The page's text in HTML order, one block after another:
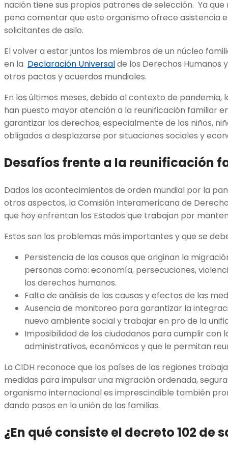
nación tiene sus propios patrones de selección. Ya
pena comentar que este organismo ofrece asistencia
solicitantes de asilo.
El volver a estar juntos los miembros de un núcleo
en la Declaración Universalde los Derechos
otros pactos y acuerdos mundiales.
En los últimos meses, debido al contexto de pandemia,
han puesto mayor atención a la reunificación familiar
garantizar los derechos, especialmente de los niños,
obligados a desplazarse por situaciones sociales y
Desafíos frente a la reunificación
Dados los acontecimientos de orden mundial por la
otros aspectos, la Comisión Interamericana de
que hoy enfrentan los Estados que trabajan por
Estos son los problemas más importantes y que se
Persistencia de las causas que originan la
personas como: economía, persecuciones,
los derechos humanos.
Falta de análisis de las causas y efectos de las
Ausencia de monitoreo para garantizar la
nuevo ambiente social y trabajar en pro de la
Imposibilidad de los ciudadanos para cumplir con
administrativos, económicos y que le permitan
La CIDH reconoce que los países de las regiones
medidas para impulsar una migración ordenada,
organismo internacional es imprescindible también
dando pasos en la unión de las familias.
¿En qué consiste el decreto 102 de